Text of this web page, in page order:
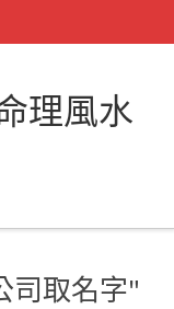
理風水
司取名字"